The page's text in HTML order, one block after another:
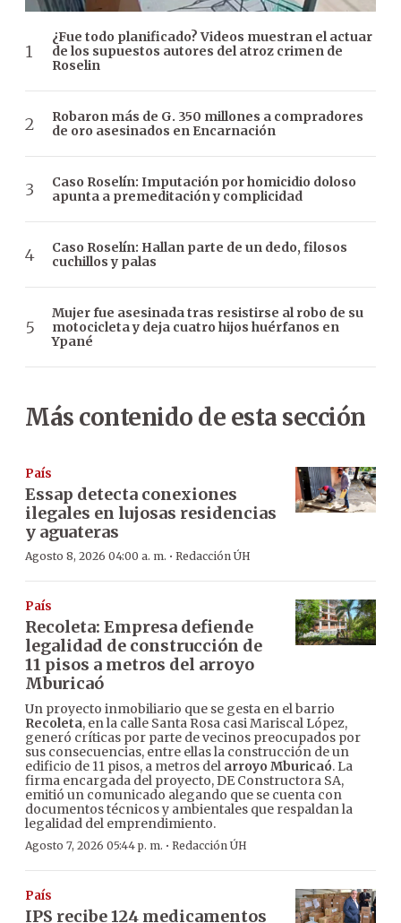
¿Fue todo planificado? Videos muestran el actuar
de los supuestos autores del atroz crimen de
Roselin
Robaron más de G. 350 millones a compradores
de oro asesinados en Encarnación
Caso Roselín: Imputación por homicidio doloso
apunta a premeditación y complicidad
Caso Roselín: Hallan parte de un dedo, filosos
cuchillos y palas
Mujer fue asesinada tras resistirse al robo de su
motocicleta y deja cuatro hijos huérfanos en
Ypané
Más contenido de esta sección
País
Essap detecta conexiones
ilegales en lujosas residencias
y aguateras
Agosto 8, 2026 04:00 a. m. · Redacción ÚH
País
Recoleta: Empresa defiende
legalidad de construcción de
11 pisos a metros del arroyo
Mburicaó
Un proyecto inmobiliario que se gesta en el barrio
Recoleta, en la calle Santa Rosa casi Mariscal López,
generó críticas por parte de vecinos preocupados por
sus consecuencias, entre ellas la construcción de un
edificio de 11 pisos, a metros del arroyo Mburicaó. La
firma encargada del proyecto, DE Constructora SA,
emitió un comunicado alegando que se cuenta con
documentos técnicos y ambientales que respaldan la
legalidad del emprendimiento.
Agosto 7, 2026 05:44 p. m. · Redacción ÚH
País
IPS recibe 124 medicamentos